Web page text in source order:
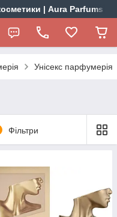
| Aura Parfums
Унісекс парфумерія
Фільтри